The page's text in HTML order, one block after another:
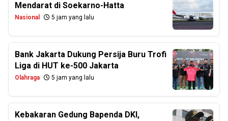
Mendarat di Soekarno-Hatta
Nasional 5 jam yang lalu
Bank Jakarta Dukung Persija Buru Trofi
Liga di HUT ke-500 Jakarta
Olahraga 5 jam yang lalu
Kebakaran Gedung Bapenda DKI,